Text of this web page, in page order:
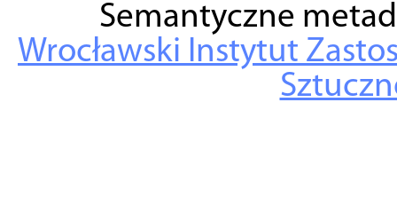
Semantyczne
Wrocławski Instytut